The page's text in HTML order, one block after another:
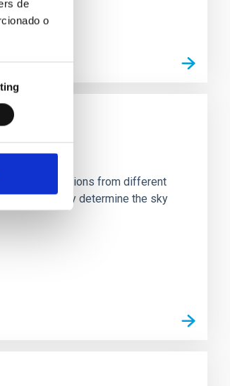
de
o
observations from different
to accurately determine the sky